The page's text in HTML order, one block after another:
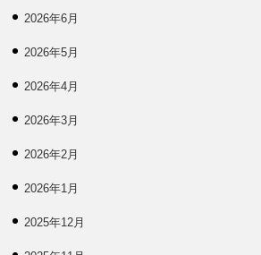
2026年6月
2026年5月
2026年4月
2026年3月
2026年2月
2026年1月
2025年12月